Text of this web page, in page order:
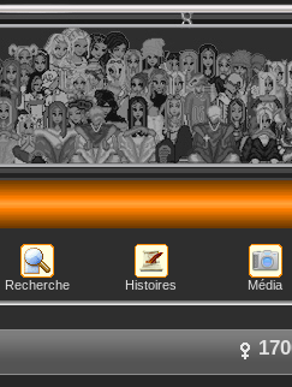
Recherche Histoires Média